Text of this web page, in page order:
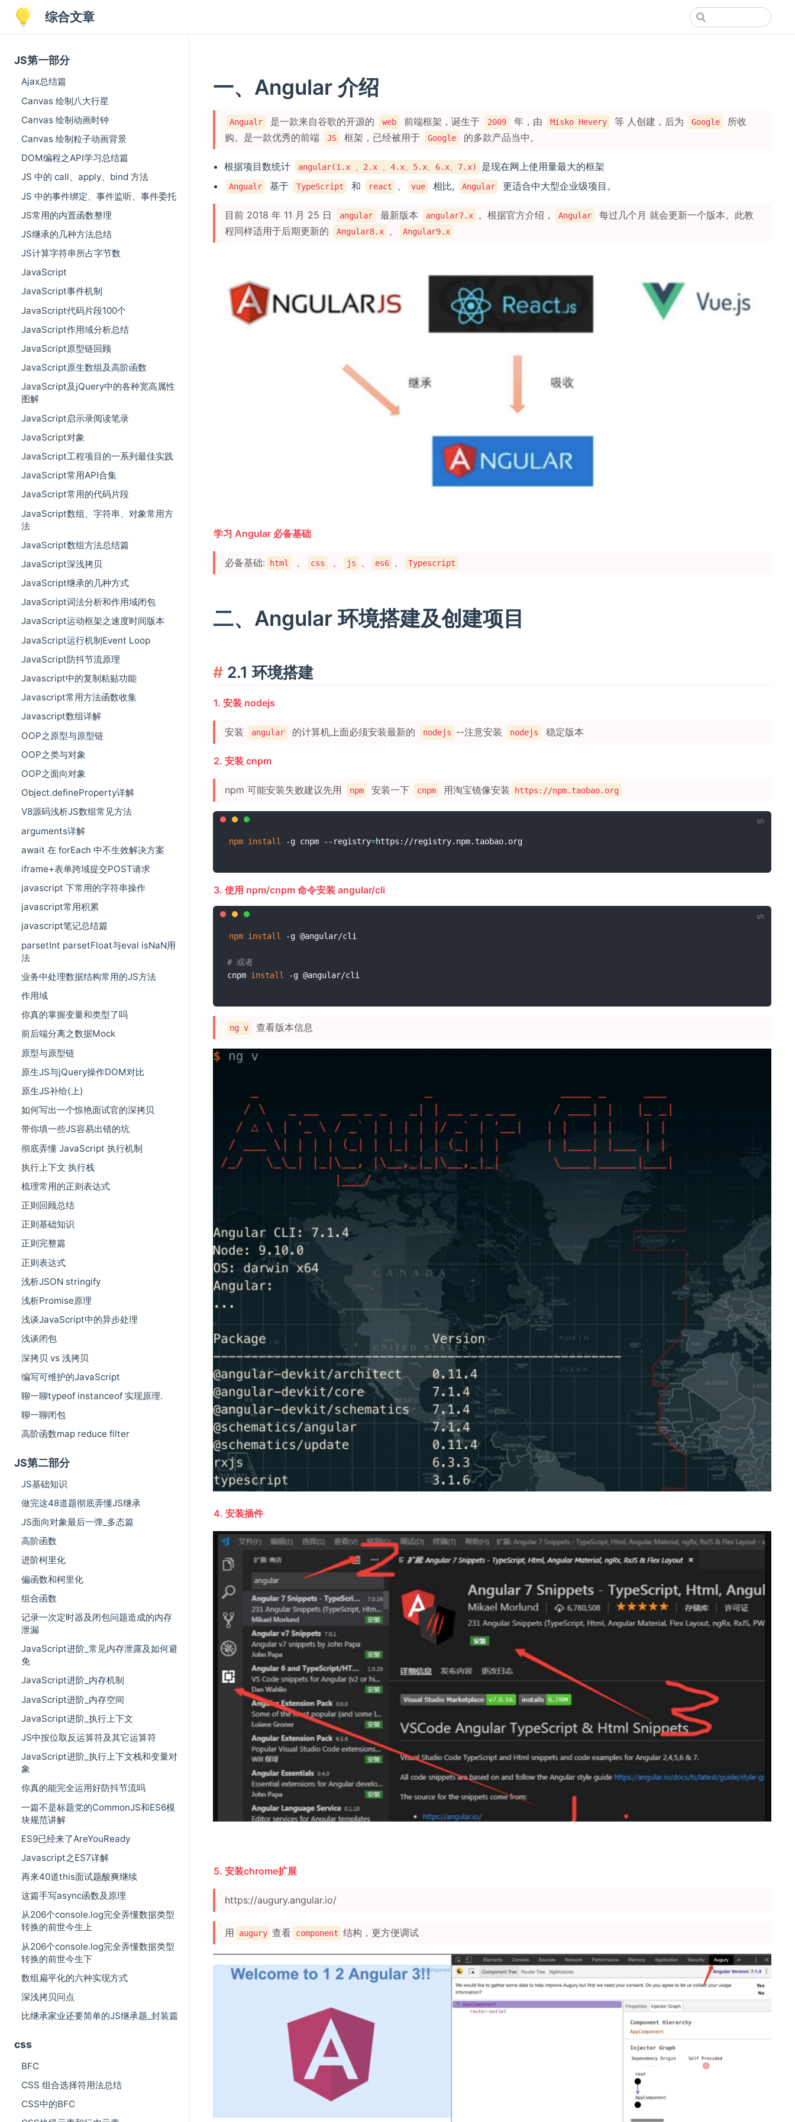
综合文章
JS第一部分
Ajax总结篇
Canvas 绘制八大行星
Canvas 绘制动画时钟
Canvas 绘制粒子动画背景
DOM编程之API学习总结篇
JS 中的 call、apply、bind 方法
JS 中的事件绑定、事件监听、事件委托
JS常用的内置函数整理
JS继承的几种方法总结
JS计算字符串所占字节数
JavaScript
JavaScript事件机制
JavaScript代码片段100个
JavaScript作用域分析总结
JavaScript原型链回顾
JavaScript原生数组及高阶函数
JavaScript及jQuery中的各种宽高属性
图解
JavaScript启示录阅读笔录
JavaScript对象
JavaScript工程项目的一系列最佳实践
JavaScript常用API合集
JavaScript常用的代码片段
JavaScript数组、字符串、对象常用方
法
JavaScript数组方法总结篇
JavaScript深浅拷贝
JavaScript继承的几种方式
JavaScript词法分析和作用域闭包
JavaScript运动框架之速度时间版本
JavaScript运行机制Event Loop
JavaScript防抖节流原理
Javascript中的复制粘贴功能
Javascript常用方法函数收集
Javascript数组详解
OOP之原型与原型链
OOP之类与对象
OOP之面向对象
Object.defineProperty详解
V8源码浅析JS数组常见方法
arguments详解
await 在 forEach 中不生效解决方案
iframe+表单跨域提交POST请求
javascript 下常用的字符串操作
javascript常用积累
javascript笔记总结篇
parsetInt parsetFloat与eval isNaN用
法
业务中处理数据结构常用的JS方法
作用域
你真的掌握变量和类型了吗
前后端分离之数据Mock
原型与原型链
原生JS与jQuery操作DOM对比
原生JS补给(上)
如何写出一个惊艳面试官的深拷贝
带你填一些JS容易出错的坑
彻底弄懂 JavaScript 执行机制
执行上下文 执行栈
梳理常用的正则表达式
正则回顾总结
正则基础知识
正则完整篇
正则表达式
浅析JSON stringify
浅析Promise原理
浅谈JavaScript中的异步处理
浅谈闭包
深拷贝 vs 浅拷贝
编写可维护的JavaScript
聊一聊typeof instanceof 实现原理.
聊一聊闭包
高阶函数map reduce filter
JS第二部分
JS基础知识
做完这48道题彻底弄懂JS继承
JS面向对象最后一弹_多态篇
高阶函数
进阶柯里化
偏函数和柯里化
组合函数
记录一次定时器及闭包问题造成的内存
泄漏
JavaScript进阶_常见内存泄露及如何避
免
JavaScript进阶_内存机制
JavaScript进阶_内存空间
JavaScript进阶_执行上下文
JS中按位取反运算符及其它运算符
JavaScript进阶_执行上下文栈和变量对
象
你真的能完全运用好防抖节流吗
一篇不是标题党的CommonJS和ES6模
块规范讲解
ES9已经来了AreYouReady
Javascript之ES7详解
再来40道this面试题酸爽继续
这篇手写async函数及原理
从206个console.log完全弄懂数据类型
转换的前世今生上
从206个console.log完全弄懂数据类型
转换的前世今生下
数组扁平化的六种实现方式
深浅拷贝问点
比继承家业还要简单的JS继承题_封装篇
css
BFC
CSS 组合选择符用法总结
CSS中的BFC
一、Angular 介绍
Angualr 是一款来自谷歌的开源的 web 前端框架，诞生于 2009 年，由 Misko Hevery 等 人创建，后为 Google
所收
购。是一款优秀的前端
JS 框架，已经被用于 Google 的多款产品当中。
根据项目数统计 angular(1.x 、2.x 、4.x、5.x、6.x、7.x) 是现在网上使用量最大的框架
Angualr 基于 TypeScript 和 react 、 vue 相比, Angular 更适合中大型企业级项目。
目前 2018 年 11 月 25 日 angular 最新版本 angular7.x 。根据官方介绍， Angular
每过几个月 就会更新一个版本。此教
程同样适用于后期更新的
Angular8.x 、 Angular9.x
学习 Angular 必备基础
必备基础: html 、 css 、 js 、 es6 、 Typescript
二、Angular 环境搭建及创建项目
2.1 环境搭建
1. 安装 nodejs
安装 angular 的计算机上面必须安装最新的 nodejs --注意安装 nodejs 稳定版本
2. 安装 cnpm
npm 可能安装失败建议先用 npm 安装一下 cnpm 用淘宝镜像安装 https://npm.taobao.org
npm install -g cnpm --registry=
3. 使用 npm/cnpm 命令安装 angular/cli
npm install -g @angular/cli
# 或者
cnpm install
ng v 查看版本信息
4. 安装插件
5. 安装chrome扩展
https://augury.angular.io/
用 augury 查看 component 结构，更方便调试